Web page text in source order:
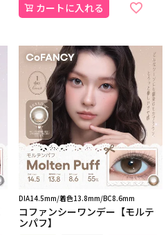
カートに入れる
DIA14.5mm/着色13.8mm/BC8.6mm
コファンシーワンデー【モルテ
ンパフ】